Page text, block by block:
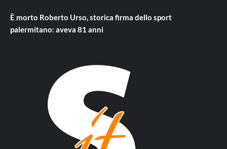
È morto Roberto Urso, storica firma dello sport
palermitano: aveva 81 anni